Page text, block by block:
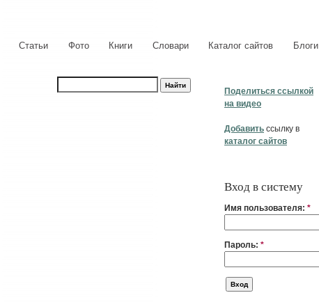
Статьи Фото Книги Словари Каталог сайтов Блоги
Поделиться ссылкой
на видео
Добавить ссылку в
каталог сайтов
Вход в систему
Имя пользователя: *
Пароль: *